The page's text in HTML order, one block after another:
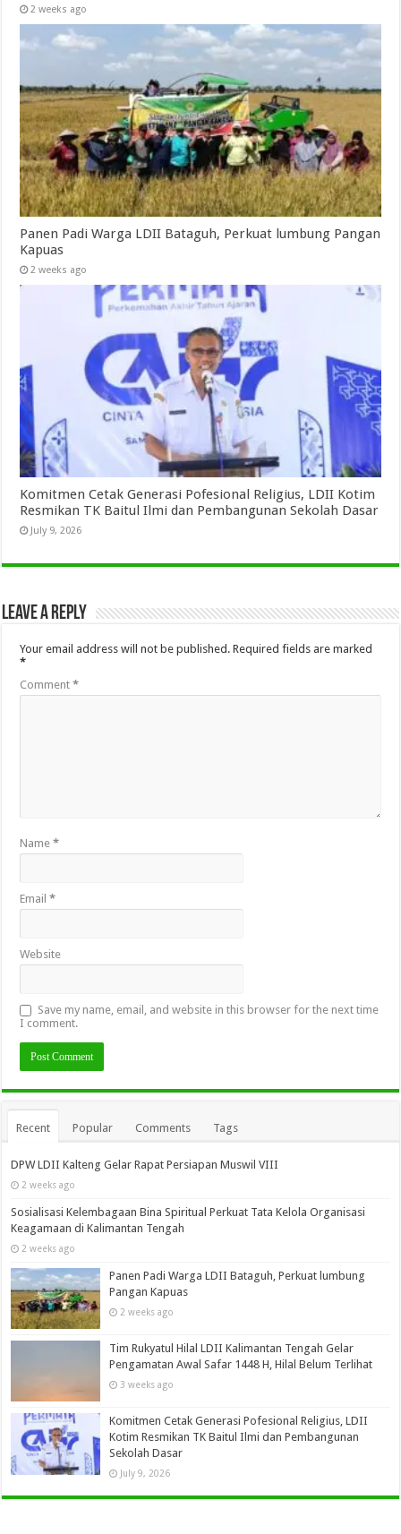
2 weeks ago
Panen Padi Warga LDII Bataguh, Perkuat lumbung Pangan
Kapuas
2 weeks ago
Komitmen Cetak Generasi Pofesional Religius, LDII Kotim
Resmikan TK Baitul Ilmi dan Pembangunan Sekolah Dasar
July 9, 2026
Leave a Reply
Your email address will not be published. Required fields are marked
*
Comment*
Name*
Email*
Website
Save my name, email, and website in this browser for the next time
I comment.
Recent Popular Comments Tags
DPW LDII Kalteng Gelar Rapat Persiapan Muswil VIII
2 weeks ago
Sosialisasi Kelembagaan Bina Spiritual Perkuat Tata Kelola Organisasi
Keagamaan di Kalimantan Tengah
2 weeks ago
Panen Padi Warga LDII Bataguh, Perkuat lumbung
Pangan Kapuas
2 weeks ago
Tim Rukyatul Hilal LDII Kalimantan Tengah Gelar
Pengamatan Awal Safar 1448 H, Hilal Belum Terlihat
3 weeks ago
Komitmen Cetak Generasi Pofesional Religius, LDII
Kotim Resmikan TK Baitul Ilmi dan Pembangunan
Sekolah Dasar
July 9, 2026